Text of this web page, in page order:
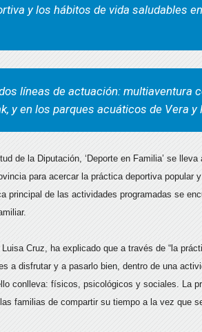
y los hábitos de vida saludables
líneas de actuación: multiaventura
y en los parques acuáticos de Vera y
de la Diputación, ‘Deporte en Familia’ se
para acercar la práctica deportiva popular
principal de las actividades programadas se
Cruz, ha explicado que a través de “la
a disfrutar y a pasarlo bien, dentro de una
conlleva: físicos, psicológicos y sociales. La
familias de compartir su tiempo a la vez que